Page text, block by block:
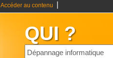
Accéder au contenu
QUI ?